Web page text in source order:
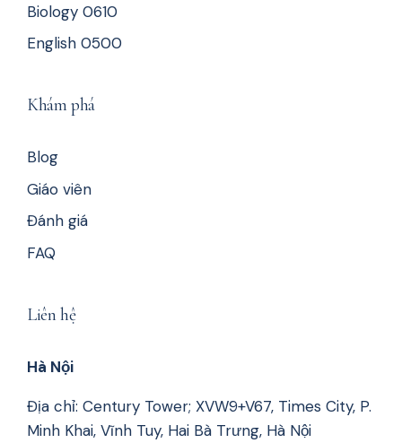
Biology 0610
English 0500
Khám phá
Blog
Giáo viên
Đánh giá
FAQ
Liên hệ
Hà Nội
Địa chỉ: Century Tower; XVW9+V67, Times City, P.
Minh Khai, Vĩnh Tuy, Hai Bà Trưng, Hà Nội